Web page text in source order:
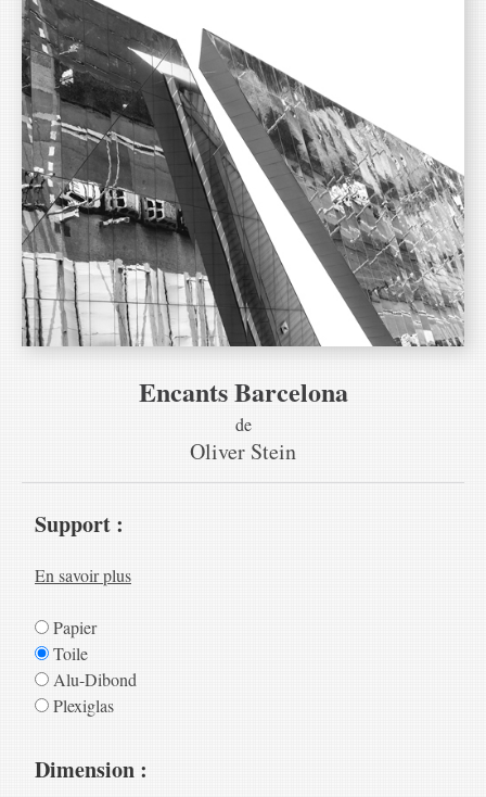
Encants Barcelona
de
Oliver Stein
Support :
En savoir plus
Papier
Toile
Alu-Dibond
Plexiglas
Dimension :